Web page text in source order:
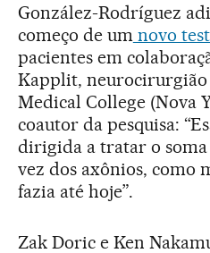
González-Rodríguez
começo de umnovo
pacientes em
Kapplit,
Medical College (Nova
coautor da pesquisa:
dirigida a tratar o
vez dos axônios, como
fazia até hoje”.
Zak Doric e Ken